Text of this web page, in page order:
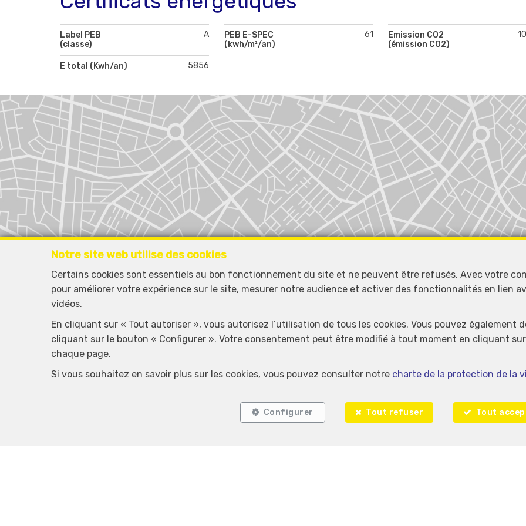
Label PEB
(classe)
A
PEB E-SPEC
(kwh/m²/an)
61
Emission CO2
(émission CO2)
E total (Kwh/an) 5856
Localiser sur la carte
Notre site web utilise des cookies
Certains cookies sont essentiels au bon fonctionnement du site et ne peuvent être refusés. Avec votre
pour améliorer votre expérience sur le site, mesurer notre audience et activer des fonctionnalités en lien
vidéos.
En cliquant sur « Tout autoriser », vous autorisez l’utilisation de tous les cookies. Vous pouvez également
cliquant sur le bouton « Configurer ». Votre consentement peut être modifié à tout moment en cliquant
chaque page.
Si vous souhaitez en savoir plus sur les cookies, vous pouvez consulter notre charte de la protection de la
Configurer Tout refuser Tout